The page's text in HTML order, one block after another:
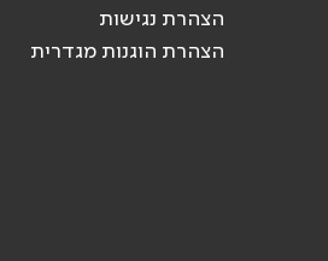
הצהרת נגישות
הצהרת הוגנות מגדרית